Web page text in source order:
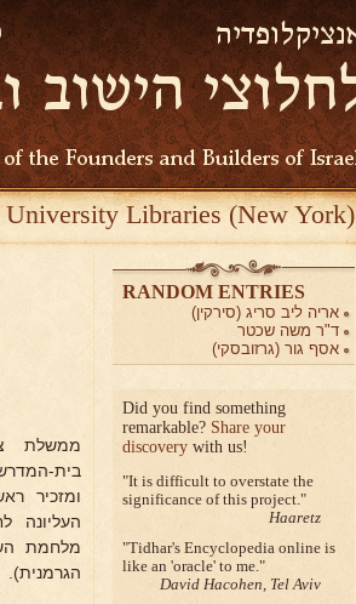
University Libraries (New York)
ממשלת
בית-
ומזכיר
העליונה
מלחמת
הגרמנית).
RANDOM ENTRIES
אריה ליב סריג (סירקין)
ד"ר משה שכטר
אסף גור (גרזובסקי)
Did you find something
remarkable? Share your
discovery with us!
It is difficult to overstate the
significance of this project.
Haaretz
Tidhar's Encyclopedia online is
like an 'oracle' to me.
David Hacohen, Tel Aviv